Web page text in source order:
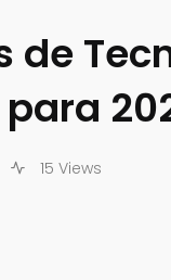
de
15 Views